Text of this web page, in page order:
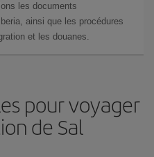
les documents
ainsi que les procédures
et les douanes.
pour voyager
de Sal